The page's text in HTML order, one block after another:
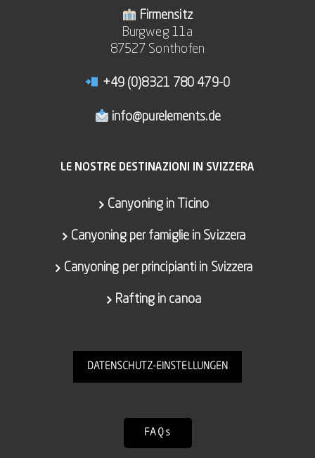
Firmensitz
Burgweg 11a
87527 Sonthofen
+49 (0)8321 780 479-0
info@purelements.de
LE NOSTRE DESTINAZIONI IN SVIZZERA
Canyoning in Ticino
Canyoning per famiglie in Svizzera
Canyoning per principianti in Svizzera
Rafting in canoa
DATENSCHUTZ-EINSTELLUNGEN
FAQs